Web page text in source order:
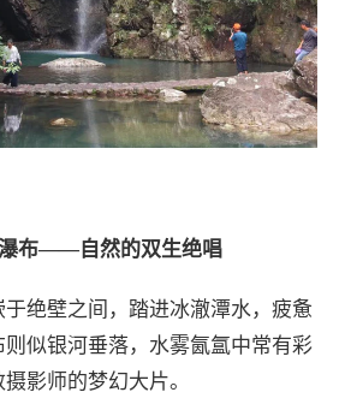
布——自然的双生绝唱
绝壁之间，踏进冰澈潭水，疲惫
似银河垂落，水雾氤氲中常有彩
影师的梦幻大片。